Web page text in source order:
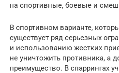
на спортивные, боевые и
В спортивном варианте,
существует ряд серьезных
и использованию жестких
не уничтожить противника, а
преимущество. В спаррингах